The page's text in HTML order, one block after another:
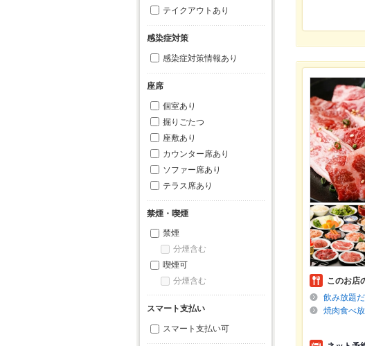
テイクアウトあり
感染症対策
感染症対策情報あり
座席
個室あり
掘りごたつ
座敷あり
カウンター席あり
ソファー席あり
テラス席あり
禁煙・喫煙
禁煙
分煙含む
喫煙可
分煙含む
スマート支払い
スマート支払い可
このお店
飲み放題
焼肉食べ